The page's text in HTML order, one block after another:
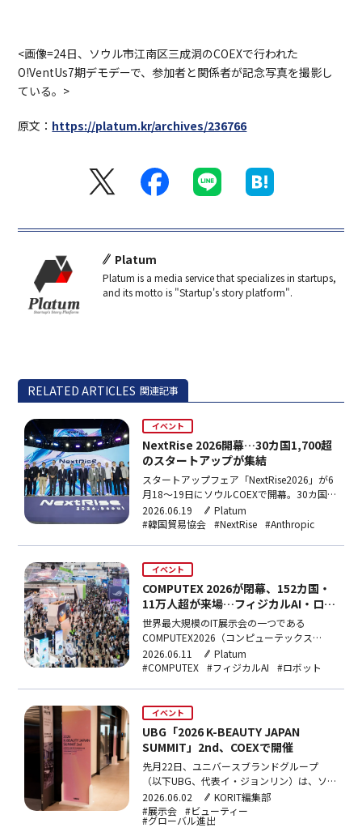
<画像=24日、ソウル市江南区三成洞のCOEXで行われた
O!VentUs7期デモデーで、参加者と関係者が記念写真を撮影し
ている。>
原文： https://platum.kr/archives/236766
Platum
Platum is a media service that specializes in startups,
and its motto is "Startup's story platform".
RELATED ARTICLES 関連記事
イベント
NextRise 2026開幕…30カ国1,700超
のスタートアップが集結
スタートアップフェア「NextRise2026」が6
月18〜19日にソウルCOEXで開幕。30カ国
1,700超のスタートアップと270社超の企
業・投資会社が参加し、1対1の投資相談
ァレンスに登壇する。
2026.06.19
Platum
#韓国貿易協会 #NextRise #Anthropic
イベント
COMPUTEX 2026が閉幕、152カ国・
11万人超が来場…フィジカルAI・ロボ
ティクスに注目集まる
世界最大規模のIT展示会の一つである
COMPUTEX2026（コンピューテックス
2026）が5日に閉幕した。「AITogether」を
テーマに掲げた今年のイベントは、AIコンピ
手テック企業とスタートアップ、産業専門
家…
2026.06.11
Platum
#COMPUTEX #フィジカルAI #ロボット
イベント
UBG「2026 K-BEAUTY JAPAN
SUMMIT」2nd、COEXで開催
先月22日、ユニバースブランドグループ
（以下UBG、代表イ・ジョンリン）は、ソウ
ル・COEXで「2026K-
BEAUTYJAPANSUMMIT」2ndを開催した。本
イベントは、K-ビューティー企業の日本市場
2026.06.02
KORIT編集部
#展示会 #ビューティー
#グローバル進出